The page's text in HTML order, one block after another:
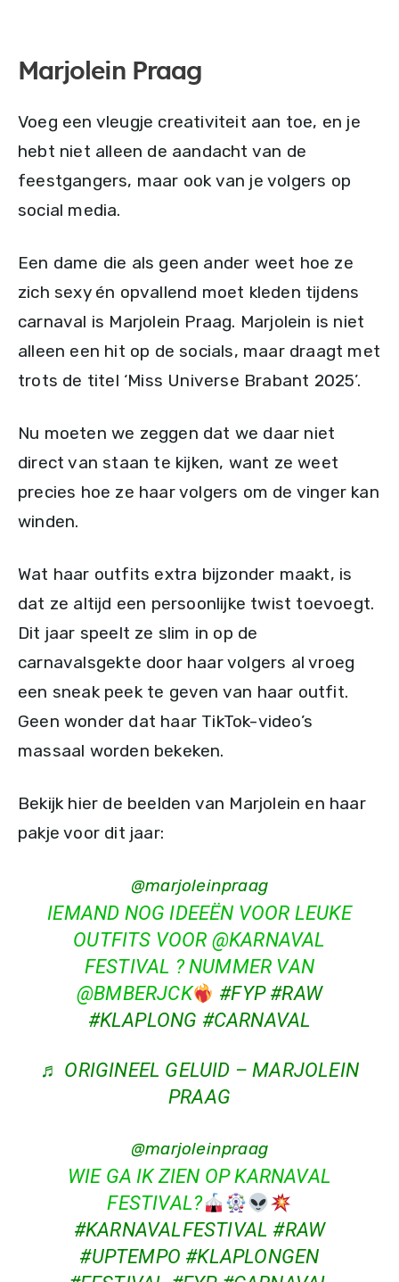
Marjolein Praag
Voeg een vleugje creativiteit aan toe, en je
hebt niet alleen de aandacht van de
feestgangers, maar ook van je volgers op
social media.
Een dame die als geen ander weet hoe ze
zich sexy én opvallend moet kleden tijdens
carnaval is Marjolein Praag. Marjolein is niet
alleen een hit op de socials, maar draagt met
trots de titel ‘Miss Universe Brabant 2025’.
Nu moeten we zeggen dat we daar niet
direct van staan te kijken, want ze weet
precies hoe ze haar volgers om de vinger kan
winden.
Wat haar outfits extra bijzonder maakt, is
dat ze altijd een persoonlijke twist toevoegt.
Dit jaar speelt ze slim in op de
carnavalsgekte door haar volgers al vroeg
een sneak peek te geven van haar outfit.
Geen wonder dat haar TikTok-video’s
massaal worden bekeken.
Bekijk hier de beelden van Marjolein en haar
pakje voor dit jaar:
@marjoleinpraag
IEMAND NOG IDEEËN VOOR LEUKE
OUTFITS VOOR @KARNAVAL
FESTIVAL ? NUMMER VAN
@BMBERJCK
#FYP #RAW
#KLAPLONG #CARNAVAL
♬ ORIGINEEL GELUID – MARJOLEIN
PRAAG
@marjoleinpraag
WIE GA IK ZIEN OP KARNAVAL
FESTIVAL?
#KARNAVALFESTIVAL #RAW
#UPTEMPO #KLAPLONGEN